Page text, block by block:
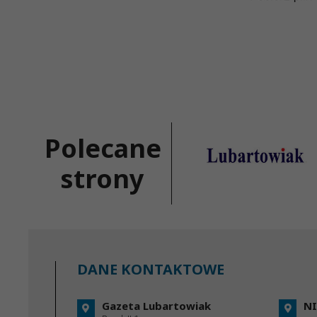
Polecane
strony
DANE KONTAKTOWE
Gazeta Lubartowiak